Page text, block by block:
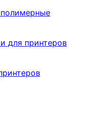
для принтеров